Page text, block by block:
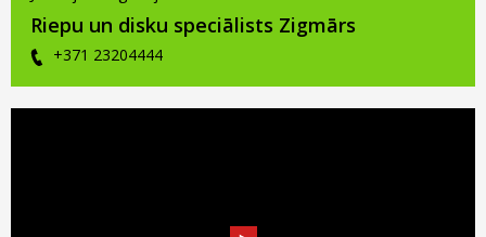
Riepu un disku speciālists Zigmārs
+371 23204444